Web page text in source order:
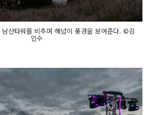
산타워를 비추며 해넘이 풍경을 보여준다. ©김
인수